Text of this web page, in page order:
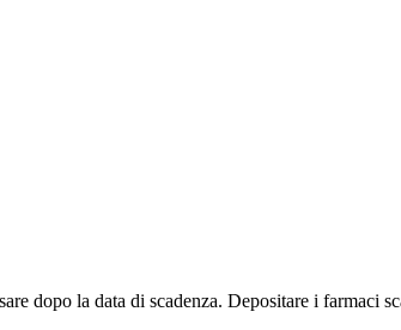
dopo la data di scadenza. Depositare i farmaci